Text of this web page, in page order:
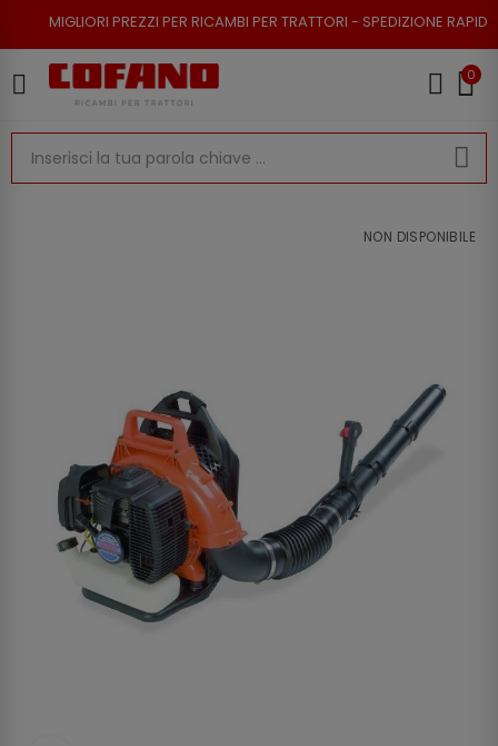
PREZZI PER RICAMBI PER TRATTORI - SPEDIZIONE RAPIDA - RESO
0
NON DISPONIBILE